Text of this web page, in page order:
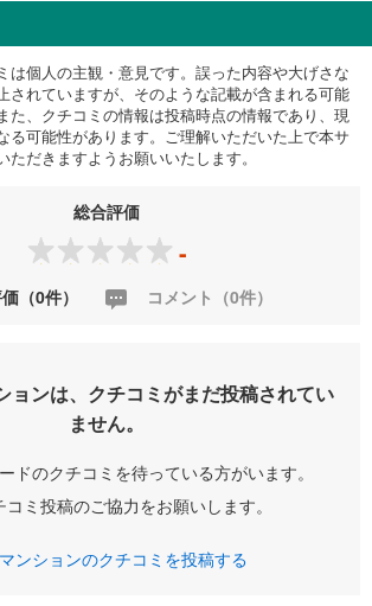
は個人の主観・意見です。誤った内容や大げさな
されていますが、そのような記載が含まれる可能
た、クチコミの情報は投稿時点の情報であり、現
る可能性があります。ご理解いただいた上で本サ
ただきますようお願いいたします。
総合評価
-
（0件） コメント（0件）
ョンは、クチコミがまだ投稿されてい
ません。
ドのクチコミを待っている方がいます。
ミ投稿のご協力をお願いします。
ンションのクチコミを投稿する